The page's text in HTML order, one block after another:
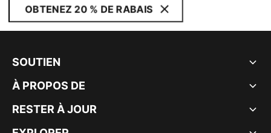
OBTENEZ 20 % DE RABAIS
SOUTIEN
À PROPOS DE
RESTER À JOUR